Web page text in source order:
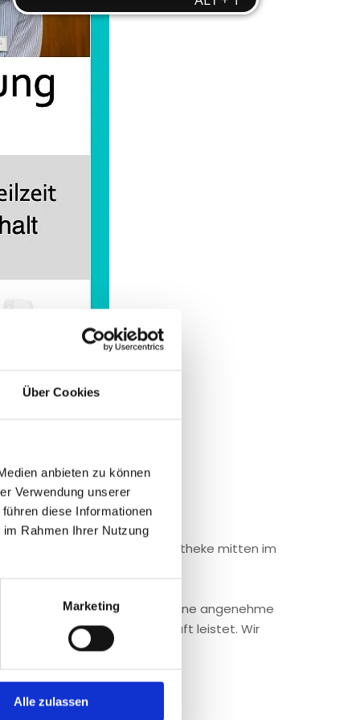
Über Cookies
anbieten zu können
Verwendung unserer
diese Informationen
Rahmen Ihrer Nutzung
Marketing
Alle zulassen
einer traditionsreichen Apotheke mitten im
PTA bei uns erwartet Sie eine angenehme
der uns täglich Gesellschaft leistet. Wir